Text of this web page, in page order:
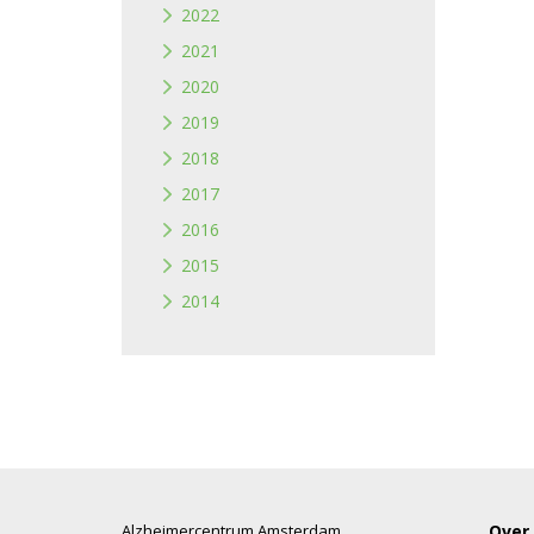
2022
2021
2020
2019
2018
2017
2016
2015
2014